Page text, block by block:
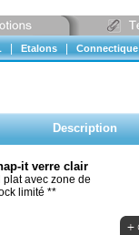
Etalons Connectique
Description
it verre clair
avec zone de
limité **